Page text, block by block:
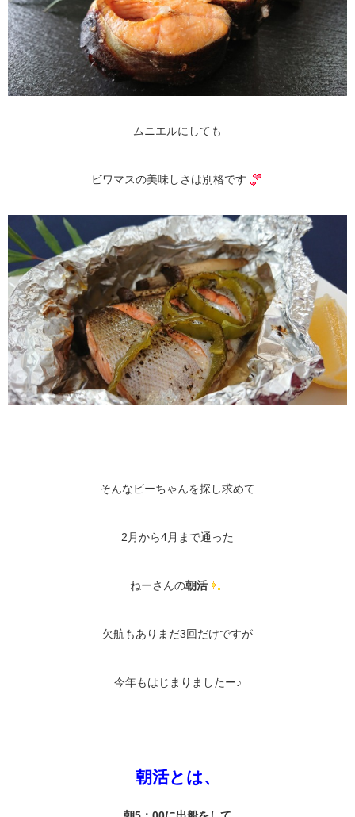
ムニエルにしても
ビワマスの美味しさは別格です
そんなビーちゃんを探し求めて
2月から4月まで通った
ねーさんの朝活
欠航もありまだ3回だけですが
今年もはじまりましたー♪
朝活とは、